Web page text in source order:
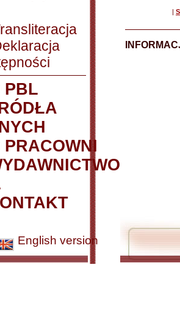
PBL
PRACOWNI
English version
|